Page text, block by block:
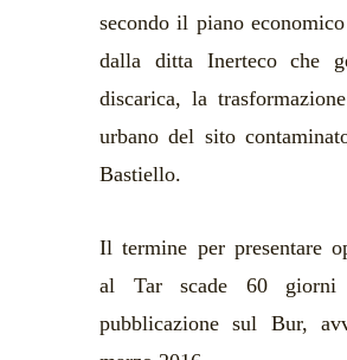
secondo il piano
dalla ditta Inerteco che
discarica, la
urbano del sito
Bastiello.
Il termine per presentare
al Tar scade 60
pubblicazione sul Bur,